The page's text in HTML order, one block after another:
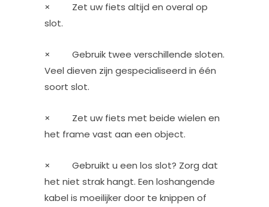
× Zet uw fiets altijd en overal op
slot.
× Gebruik twee verschillende sloten.
Veel dieven zijn gespecialiseerd in één
soort slot.
× Zet uw fiets met beide wielen en
het frame vast aan een object.
× Gebruikt u een los slot? Zorg dat
het niet strak hangt. Een loshangende
kabel is moeilijker door te knippen of